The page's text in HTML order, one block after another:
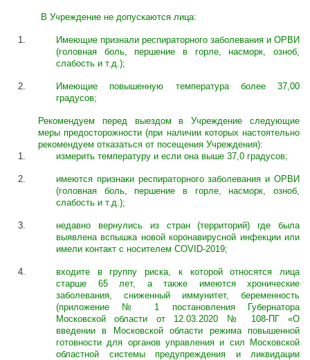
В Учреждение не допускаются лица:
Имеющие признали респираторного заболевания и ОРВИ
(головная боль, першение в горле, насморк, озноб,
слабость и т.д.);
Имеющие повышенную температура более 37,00
градусов;
Рекомендуем перед выездом в Учреждение следующие
меры предосторожности (при наличии которых настоятельно
рекомендуем отказаться от посещения Учреждения):
измерить температуру и если она выше 37,0 градусов;
имеются признаки респираторного заболевания и ОРВИ
(головная боль, першение в горле, насморк, озноб,
слабость и т.д.);
недавно вернулись из стран (территорий) где была
выявлена вспышка новой коронавирусной инфекции или
имели контакт с носителем COVID-2019;
входите в группу риска, к которой относятся лица
старше 65 лет, а также имеются хронические
заболевания, сниженный иммунитет, беременность
(приложение № 1 постановления Губернатора
Московской области от 12.03.2020 № 108-ПГ «О
введении в Московской области режима повышенной
готовности для органов управления и сил Московской
областной системы предупреждения и ликвидации